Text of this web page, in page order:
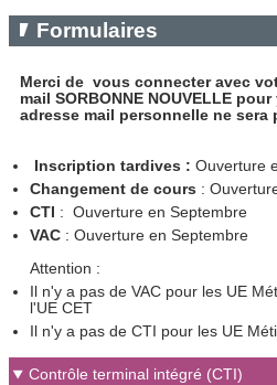
Formulaires
Merci de vous connecter avec
mail SORBONNE NOUVELLE
adresse mail personnelle ne sera
Inscription tardives : Ouverture
Changement de cours :
CTI : Ouverture en Septembre
VAC: Ouverture en Septembre
Attention :
Il n'y a pas de VAC pour les UE
l'UE CET
Il n'y a pas de CTI pour les UE
Contrôle terminal intégré (CTI)